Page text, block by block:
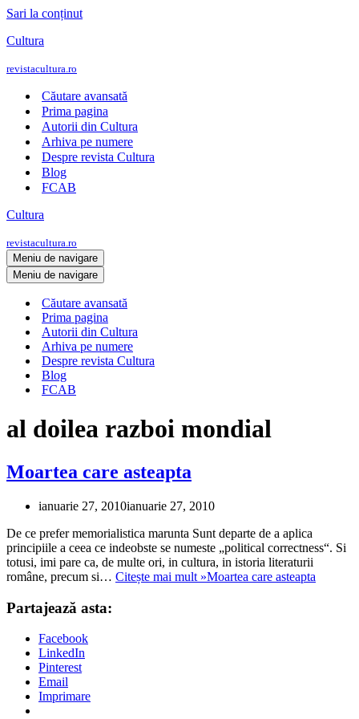
Sari la conținut
Cultura
revistacultura.ro
Căutare avansată
Prima pagina
Autorii din Cultura
Arhiva pe numere
Despre revista Cultura
Blog
FCAB
Cultura
revistacultura.ro
Meniu de navigare
Meniu de navigare
Căutare avansată
Prima pagina
Autorii din Cultura
Arhiva pe numere
Despre revista Cultura
Blog
FCAB
al doilea razboi mondial
Moartea care asteapta
ianuarie 27, 2010ianuarie 27, 2010
De ce prefer memorialistica marunta Sunt departe de a aplica
principiile a ceea ce indeobste se numeste „political correctness“. Si
totusi, imi pare ca, de multe ori, in cultura, in istoria literaturii
române, precum si… Citește mai mult »Moartea care asteapta
Partajează asta:
Facebook
LinkedIn
Pinterest
Email
Imprimare